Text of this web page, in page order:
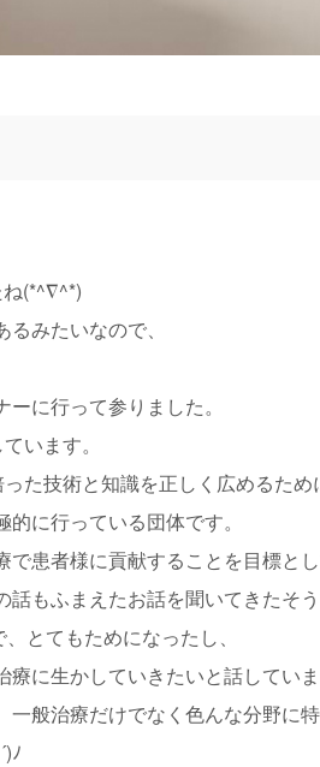
(*^∇^*)
みたいなので、
に行って参りました。
います。
た技術と知識を正しく広めるため
に行っている団体です。
患者様に貢献することを目標とし
もふまえたお話を聞いてきたそう
とてもためになったし、
に生かしていきたいと話してい
般治療だけでなく色んな分野に
ﾉ